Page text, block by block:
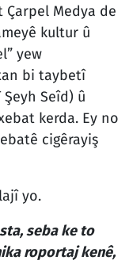
Çarpel Medya de
kultur û
yew
bi taybetî
Seîd) û
kerda. Ey no
cigêrayiş
yo.
seba ke to
roportaj kenê,